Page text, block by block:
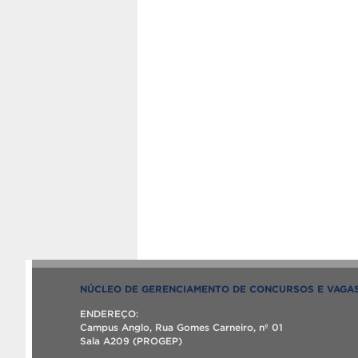
NÚCLEO DE GERENCIAMENTO DE CONCURSOS E
ENDEREÇO:
Campus Anglo, Rua Gomes Carneiro, nº 01
Sala A209 (PROGEP)